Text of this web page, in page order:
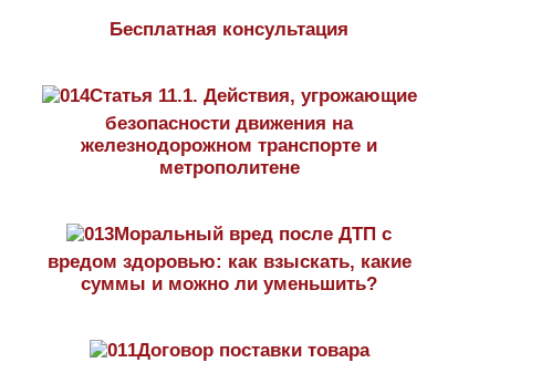
Бесплатная консультация
Статья 11.1. Действия, угрожающие
безопасности движения на
железнодорожном транспорте и
метрополитене
Моральный вред после ДТП с
вредом здоровью: как взыскать, какие
суммы и можно ли уменьшить?
Договор поставки товара